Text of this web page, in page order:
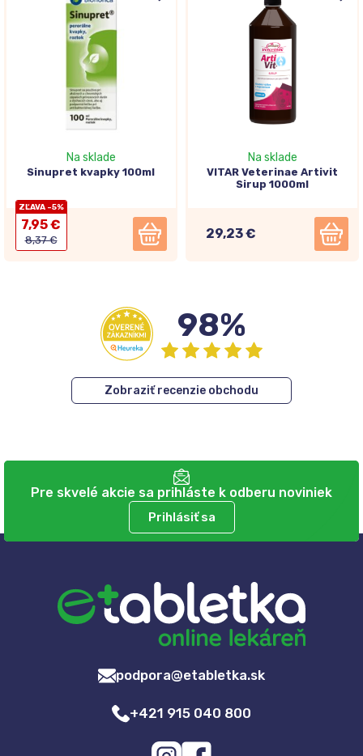
Na sklade
Sinupret kvapky 100ml
ZĽAVA -5%
7,95 €
8,37 €
Na sklade
VITAR Veterinae Artivit
Sirup 1000ml
29,23 €
98%
Zobraziť recenzie obchodu
Pre skvelé akcie sa prihláste k odberu noviniek
Prihlásiť sa
podpora@etabletka.sk
+421 915 040 800